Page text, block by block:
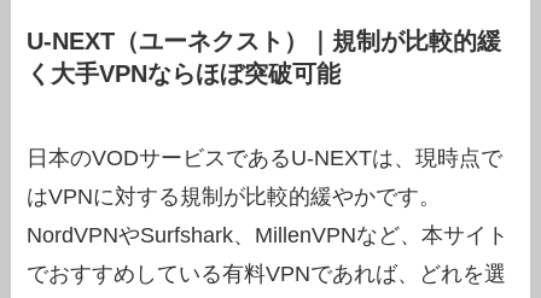
U-NEXT（ユーネクスト）｜規制が比較的緩
く大手VPNならほぼ突破可能
日本のVODサービスであるU-NEXTは、現時点で
はVPNに対する規制が比較的緩やかです。
NordVPNやSurfshark、MillenVPNなど、本サイト
でおすすめしている有料VPNであれば、どれを選